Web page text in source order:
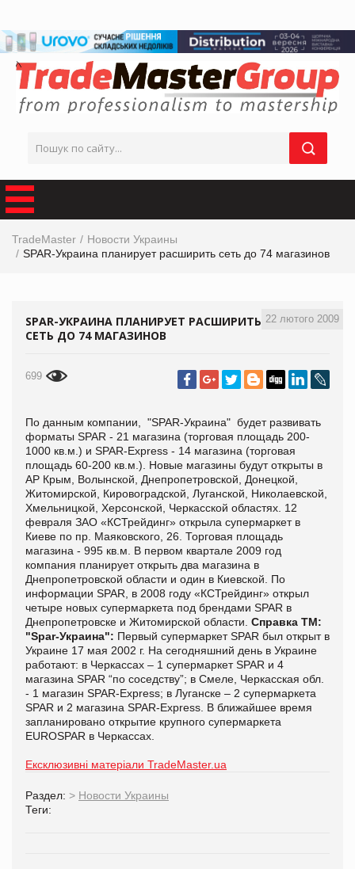
TradeMaster
Новости Украины
SPAR-Украина планирует расширить сеть до 74 магазинов
22 лютого 2009
SPAR-УКРАИНА ПЛАНИРУЕТ РАСШИРИТЬ
СЕТЬ ДО 74 МАГАЗИНОВ
699
По данным компании, "SPAR-Украина" будет развивать
форматы SPAR - 21 магазина (торговая площадь 200-
1000 кв.м.) и SPAR-Express - 14 магазина (торговая
площадь 60-200 кв.м.). Новые магазины будут открыты в
АР Крым, Волынской, Днепропетровской, Донецкой,
Житомирской, Кировоградской, Луганской, Николаевской,
Хмельницкой, Херсонской, Черкасской областях. 12
февраля ЗАО «КСТрейдинг» открыла супермаркет в
Киеве по пр. Маяковского, 26. Торговая площадь
магазина - 995 кв.м. В первом квартале 2009 год
компания планирует открыть два магазина в
Днепропетровской области и один в Киевской. По
информации SPAR, в 2008 году «КСТрейдинг» открыл
четыре новых супермаркета под брендами SPAR в
Днепропетровске и Житомирской области. Справка ТМ:
"Spar-Украина": Первый супермаркет SPAR был открыт в
Украине 17 мая 2002 г. На сегодняшний день в Украине
работают: в Черкассах – 1 супермаркет SPAR и 4
магазина SPAR “по соседству”; в Смеле, Черкасская обл.
- 1 магазин SPAR-Express; в Луганске – 2 супермаркета
SPAR и 2 магазина SPAR-Express. В ближайшее время
запланировано открытие крупного супермаркета
EUROSPAR в Черкассах.
Ексклюзивні матеріали TradeMaster.ua
Раздел: > Новости Украины
Теги: